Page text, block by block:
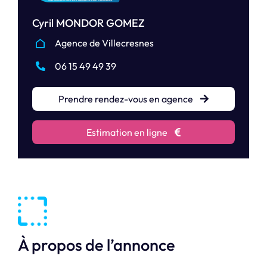
Cyril MONDOR GOMEZ
Agence de Villecresnes
06 15 49 49 39
Prendre rendez-vous en agence
Estimation en ligne
À propos de l’annonce